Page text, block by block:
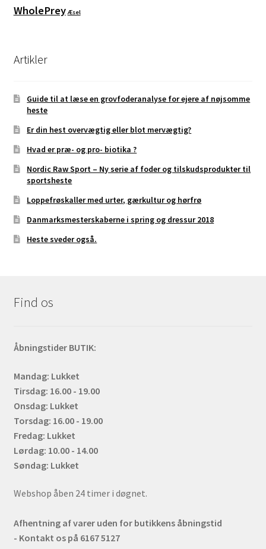
WholePrey Æsel
Artikler
Guide til at læse en grovfoderanalyse for ejere af nøjsomme
heste
Er din hest overvægtig eller blot mervægtig?
Hvad er præ- og pro- biotika ?
Nordic Raw Sport – Ny serie af foder og tilskudsprodukter til
sportsheste
Loppefrøskaller med urter, gærkultur og hørfrø
Danmarksmesterskaberne i spring og dressur 2018
Heste sveder også.
Find os
Åbningstider BUTIK:
Mandag: Lukket
Tirsdag: 16.00 - 19.00
Onsdag: Lukket
Torsdag: 16.00 - 19.00
Fredag: Lukket
Lørdag: 10.00 - 14.00
Søndag: Lukket
Webshop åben 24 timer i døgnet.
Afhentning af varer uden for butikkens åbningstid
- Kontakt os på 6167 5127